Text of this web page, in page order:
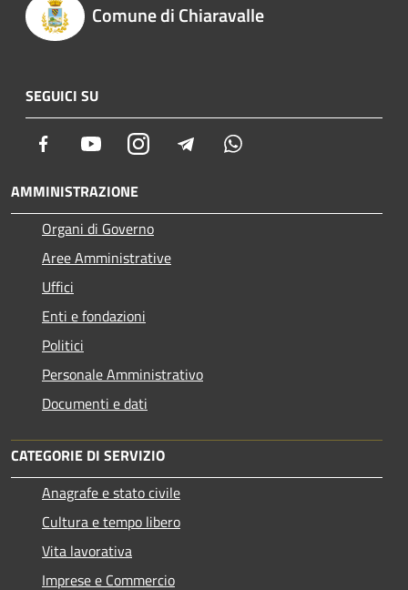
Comune di Chiaravalle
SEGUICI SU
Facebook YoutubeInstagram Telegram
AMMINISTRAZIONE
Organi di Governo
Aree Amministrative
Uffici
Enti e fondazioni
Politici
Personale Amministrativo
Documenti e dati
CATEGORIE DI SERVIZIO
Anagrafe e stato civile
Cultura e tempo libero
Vita lavorativa
Imprese e Commercio